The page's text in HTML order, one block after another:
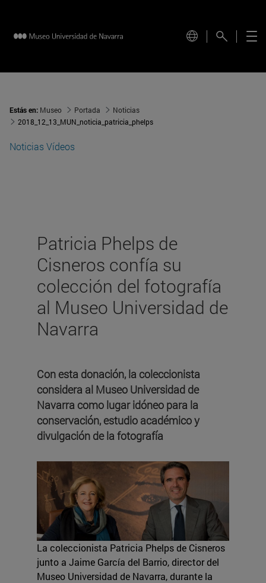
Estás en: Museo Portada
Noticias
2018_12_13_MUN_noticia_patricia_phelps
Noticias Vídeos
Patricia Phelps de
Cisneros confía su
colección del fotografía
al Museo Universidad de
Navarra
Con esta donación, la coleccionista
considera al Museo Universidad de
Navarra como lugar idóneo para la
conservación, estudio académico y
divulgación de la fotografía
La coleccionista Patricia Phelps de Cisneros
junto a Jaime García del Barrio, director del
Museo Universidad de Navarra, durante la